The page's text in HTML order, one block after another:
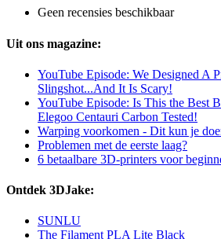
Geen recensies beschikbaar
Uit ons magazine:
YouTube Episode: We Designed A
Slingshot...And It Is Scary!
YouTube Episode: Is This the Best
Elegoo Centauri Carbon Tested!
Warping voorkomen - Dit kun je
Problemen met de eerste laag?
6 betaalbare 3D-printers voor
Ontdek 3DJake:
SUNLU
The Filament PLA Lite Black